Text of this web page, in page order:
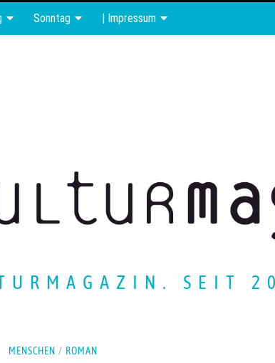
Sonntag | Impressum
SEIT
MENSCHEN / ROMAN